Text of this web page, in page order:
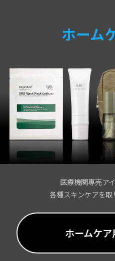
ホーム
医療機関専売ア
各種スキンケアを取
ホームケ